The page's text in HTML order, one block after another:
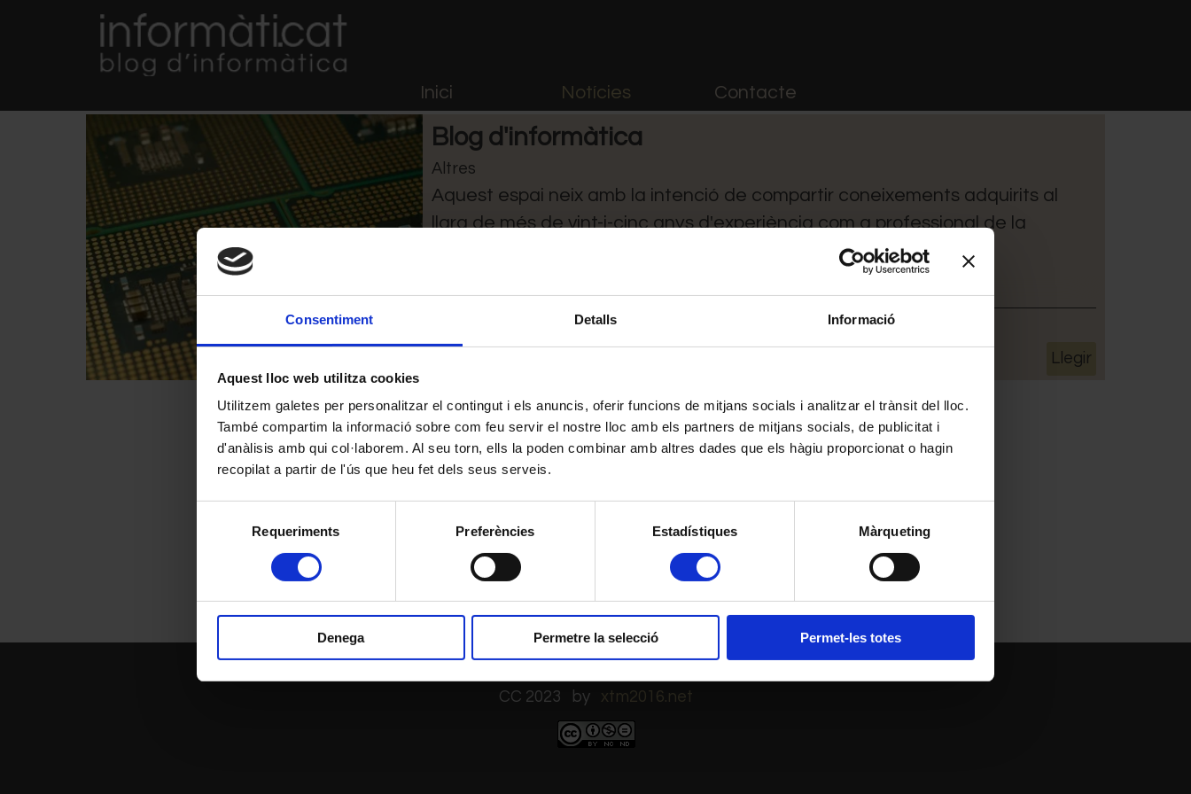
Consentiment Detalls Informació
Aquest lloc web utilitza cookies
Utilitzem galetes per personalitzar el contingut i els anuncis, oferir funcions de mitjans socials i analitzar el trànsit del lloc.
També compartim la informació sobre com feu servir el nostre lloc amb els partners de mitjans socials, de publicitat i
d'anàlisis amb qui col·laborem. Al seu torn, ells la poden combinar amb altres dades que els hàgiu proporcionat o hagin
recopilat a partir de l'ús que heu fet dels seus serveis.
consentiment
Requeriments Preferències Estadístiques Màrqueting
Denega Permetre la selecció Permet-les totes
Inici Notícies Contacte
Blog d'informàtica
Altres
Aquest espai neix amb la intenció de compartir coneixements adquirits al
llarg de més de vint-i-cinc anys d'experiència com a professional de la
Xavier Tolentino Marjanet
Llegir
CC 2023 by xtm2016.net